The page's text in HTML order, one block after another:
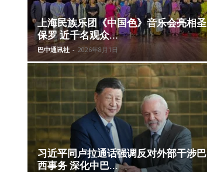
上海民族乐团《中国色》音乐会亮相圣
保罗 近千名观众...
巴中通讯社 - 2026年8月1日
习近平同卢拉通话强调反对外部干涉巴
西事务 深化中巴...